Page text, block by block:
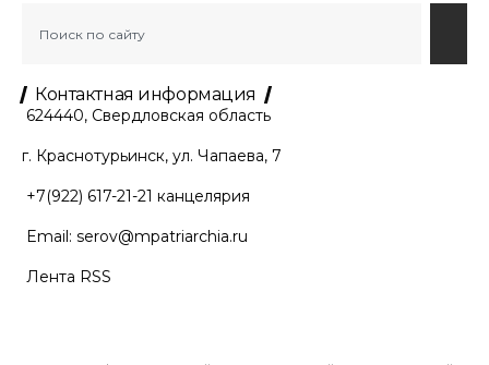
Контактная информация
624440, Свердловская область
г. Краснотурьинск, ул. Чапаева, 7
+7(922) 617-21-21 канцелярия
Email: serov@mpatriarchia.ru
Лента RSS